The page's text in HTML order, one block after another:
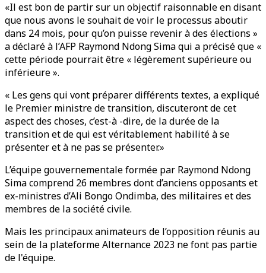
«Il est bon de partir sur un objectif raisonnable en disant
que nous avons le souhait de voir le processus aboutir
dans 24 mois, pour qu’on puisse revenir à des élections »
a déclaré à l’AFP Raymond Ndong Sima qui a précisé que «
cette période pourrait être « légèrement supérieure ou
inférieure ».
« Les gens qui vont préparer différents textes, a expliqué
le Premier ministre de transition, discuteront de cet
aspect des choses, c’est-à -dire, de la durée de la
transition et de qui est véritablement habilité à se
présenter et à ne pas se présenter.»
L’équipe gouvernementale formée par Raymond Ndong
Sima comprend 26 membres dont d’anciens opposants et
ex-ministres d’Ali Bongo Ondimba, des militaires et des
membres de la société civile.
Mais les principaux animateurs de l’opposition réunis au
sein de la plateforme Alternance 2023 ne font pas partie
de l'équipe.